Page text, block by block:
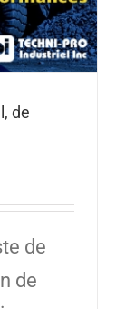
de
de
de